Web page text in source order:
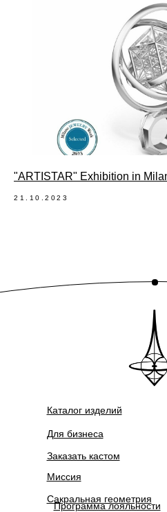
"ARTISTAR" Exhibition in
21.10.2023
Каталог изделий
Для бизнеса
Сакральная геометрия
Программа лояльности
Миссия
Заказать кастом